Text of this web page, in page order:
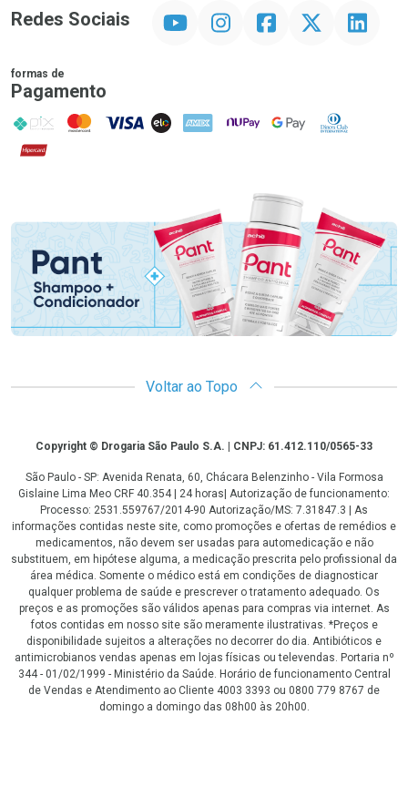
Redes Sociais InstagramFacebookTwitter Linkedin
formas de
Pagamento
PIX MasterCard
VISA ELO AMEX NuPay Google PayDiners Club
Hipercard
Promoção em Destaque
Voltar ao Topo
CopyrightCopyright © Drogaria São Paulo S.A. | CNPJ: 61.412.110/0565-33
São Paulo - SP: Avenida Renata, 60, Chácara Belenzinho - Vila Formosa
Gislaine Lima Meo CRF 40.354 | 24 horas| Autorização de funcionamento:
Processo: 2531.559767/2014-90 Autorização/MS: 7.31847.3 | As
informações contidas neste site, como promoções e ofertas de remédios e
medicamentos, não devem ser usadas para automedicação e não
substituem, em hipótese alguma, a medicação prescrita pelo profissional da
área médica. Somente o médico está em condições de diagnosticar
qualquer problema de saúde e prescrever o tratamento adequado. Os
preços e as promoções são válidos apenas para compras via internet. As
fotos contidas em nosso site são meramente ilustrativas. *Preços e
disponibilidade sujeitos a alterações no decorrer do dia. Antibióticos e
antimicrobianos vendas apenas em lojas físicas ou televendas. Portaria nº
344 - 01/02/1999 - Ministério da Saúde. Horário de funcionamento Central
de Vendas e Atendimento ao Cliente 4003 3393 ou 0800 779 8767 de
domingo a domingo das 08h00 às 20h00.